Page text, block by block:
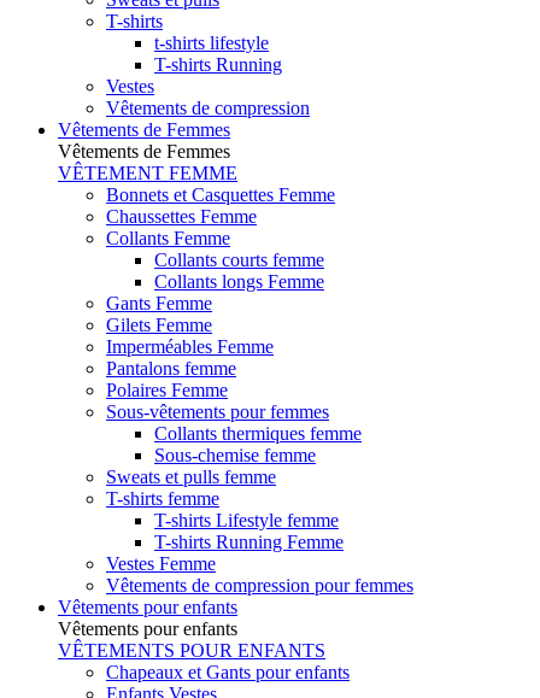
T-shirts
t-shirts lifestyle
T-shirts Running
Vestes
Vêtements de compression
Vêtements de Femmes
Vêtements de Femmes
VÊTEMENT FEMME
Bonnets et Casquettes Femme
Chaussettes Femme
Collants Femme
Collants courts femme
Collants longs Femme
Gants Femme
Gilets Femme
Imperméables Femme
Pantalons femme
Polaires Femme
Sous-vêtements pour femmes
Collants thermiques femme
Sous-chemise femme
Sweats et pulls femme
T-shirts femme
T-shirts Lifestyle femme
T-shirts Running Femme
Vestes Femme
Vêtements de compression pour femmes
Vêtements pour enfants
Vêtements pour enfants
VÊTEMENTS POUR ENFANTS
Chapeaux et Gants pour enfants
Enfants Vestes